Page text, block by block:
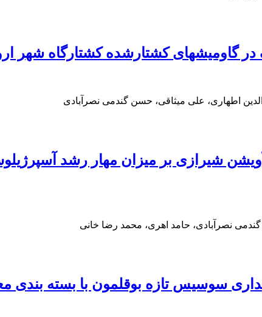
گاومیشهای کشتارشده ‌کشتارگاه شهر
اطهاری، علی میثاقی، حسن گندمی نصرآبادی
شیرازی بر میزان مهار رشد
نصرآبادی، حامد اهری، محمد رضا خانی
سوسیس تازه بوقلمون با بسته بندی